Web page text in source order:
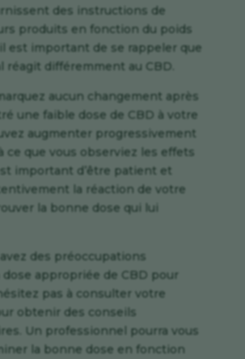
des instructions de
produits en fonction du poids
est important de se rappeler que
réagit différemment au CBD.
aucun changement après
une faible dose de CBD à votre
augmenter progressivement
ce que vous observiez les effets
important d’être patient et
la réaction de votre
la bonne dose qui lui
des préoccupations
appropriée de CBD pour
pas à consulter votre
obtenir des conseils
Un professionnel pourra vous
la bonne dose en fonction